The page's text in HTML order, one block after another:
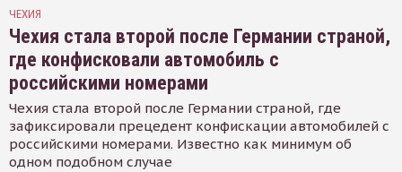
ЧЕХИЯ
Чехия стала второй после Германии страной,
где конфисковали автомобиль с
российскими номерами
Чехия стала второй после Германии страной, где
зафиксировали прецедент конфискации автомобилей с
российскими номерами. Известно как минимум об
одном подобном случае